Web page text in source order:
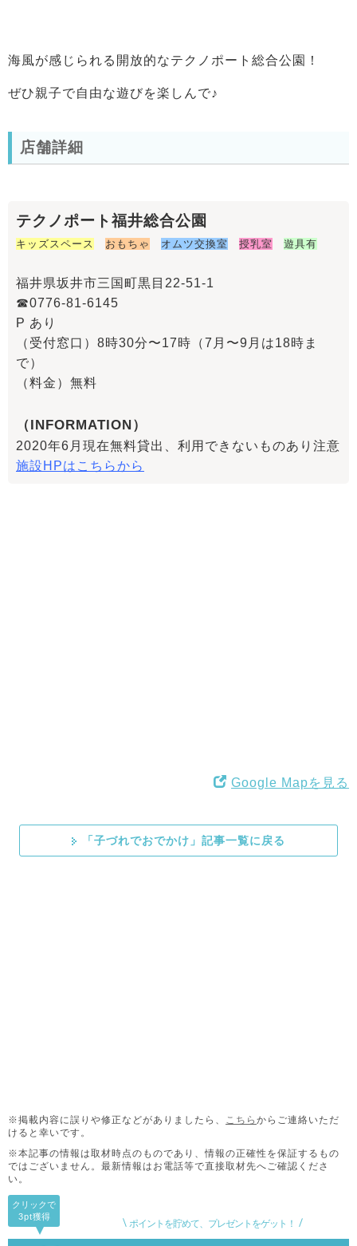
海風が感じられる開放的なテクノポート総合公園！
ぜひ親子で自由な遊びを楽しんで♪
店舗詳細
テクノポート福井総合公園
キッズスペース おもちゃ オムツ交換室 授乳室 遊具有
福井県坂井市三国町黒目22-51-1
☎︎0776-81-6145
P あり
（受付窓口）8時30分〜17時（7月〜9月は18時ま
で）
（料金）無料
（INFORMATION）
2020年6月現在無料貸出、利用できないものあり注意
施設HPはこちらから
Google Mapを見る
「子づれでおでかけ」記事一覧に戻る
※掲載内容に誤りや修正などがありましたら、 こちら からご連絡いただ
けると幸いです。
※本記事の情報は取材時点のものであり、情報の正確性を保証するもの
ではございません。 最新情報はお電話等で直接取材先へご確認くださ
い。
ポイントを貯めて、プレゼントをゲット！
クリックで
3pt獲得